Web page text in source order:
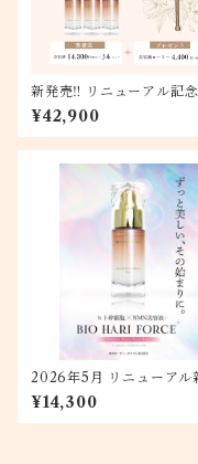
新発売‼ リニューアル記
O HARI FORCE+3本セッ
美容鍼ローラープレゼント
¥42,900
2026年5月 リニューアル
売!!BIO HARI FORCE＋×N
MN誘導体美容液
¥14,300